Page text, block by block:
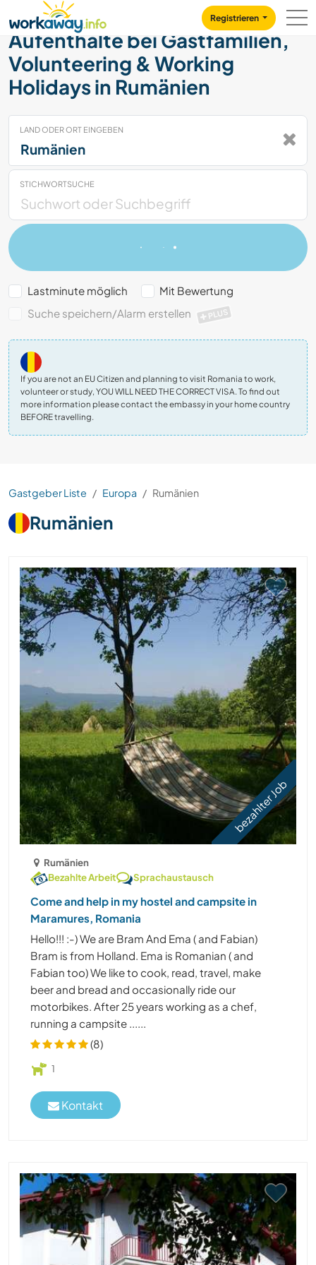
CONTENT
MAIN NAVIGATION
Registrieren
Aufenthalte bei Gastfamilien,
Volunteering & Working
Holidays in Rumänien
LAND ODER ORT EINGEBEN
STICHWORTSUCHE
Lastminute möglich
Mit Bewertung
Suche speichern/Alarm erstellen
PLUS
If you are not an EU Citizen and planning to visit Romania to work,
volunteer or study, YOU WILL NEED THE CORRECT VISA. To find out
more information please contact the embassy in your home country
BEFORE travelling.
Gastgeber Liste Europa Rumänien
Rumänien
bezahlter Job
Rumänien
Bezahlte Arbeit
Sprachaustausch
Come and help in my hostel and campsite in
Maramures, Romania
Hello!!! :-) We are Bram And Ema ( and Fabian)
Bram is from Holland. Ema is Romanian ( and
Fabian too) We like to cook, read, travel, make
beer and bread and occasionally ride our
motorbikes. After 25 years working as a chef,
running a campsite ......
(8)
1
Kontakt